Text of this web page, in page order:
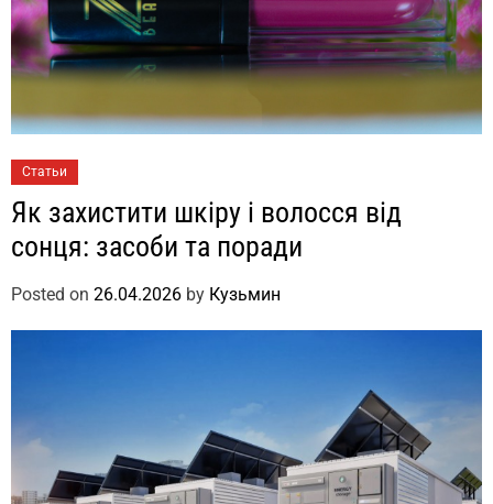
Статьи
Як захистити шкіру і волосся від
сонця: засоби та поради
Posted on 26.04.2026 by Кузьмин